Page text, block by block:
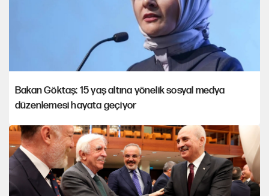
Bakan Göktaş: 15 yaş altına yönelik sosyal medya
düzenlemesi hayata geçiyor